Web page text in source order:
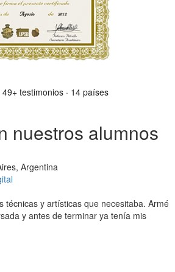
49+ testimonios · 14 países
nuestros alumnos
Argentina
técnicas y artísticas que necesitaba. Armé
y antes de terminar ya tenía mis